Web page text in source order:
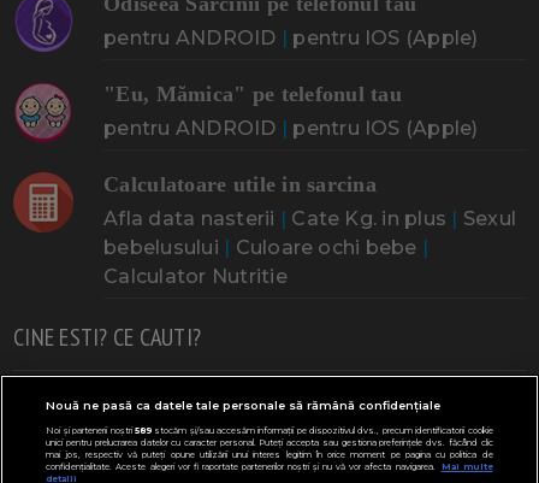
pentru ANDROID | pentru IOS (Apple)
"Eu, Mămica" pe telefonul tau
pentru ANDROID | pentru IOS (Apple)
Calculatoare utile in sarcina
Afla data nasterii | Cate Kg. in plus | Sexul
bebelusului | Culoare ochi bebe |
Calculator Nutritie
CINE ESTI? CE CAUTI?
Doresc un copil Adoptia Probleme cu sarcina
Urmeaza sa nasc Probleme alaptare Bebe plange
Bebe febra Caut bona Cresa, Gradinta
Nouă ne pasă ca datele tale personale să rămână confidențiale
Noi și partenerii noștri589stocăm și/sau accesăm informații pe dispozitivul dvs., precum identificatorii cookie
unici pentru prelucrarea datelor cu caracter personal. Puteți accepta sau gestiona preferințele dvs. făcând clic
mai jos, respectiv vă puteți opune utilizării unui interes legitim în orice moment pe pagina cu politica de
confidențialitate. Aceste alegeri vor fi raportate partenerilor noștri și nu vă vor afecta navigarea.
Mai multe
detalii